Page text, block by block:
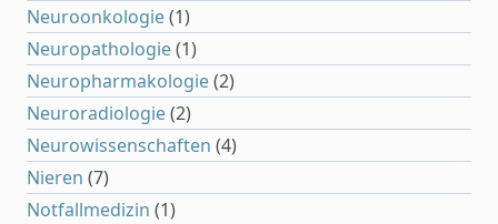
Neuroonkologie(1)
Neuropathologie(1)
Neuropharmakologie(2)
Neuroradiologie(2)
Neurowissenschaften (4)
Nieren (7)
Notfallmedizin (1)